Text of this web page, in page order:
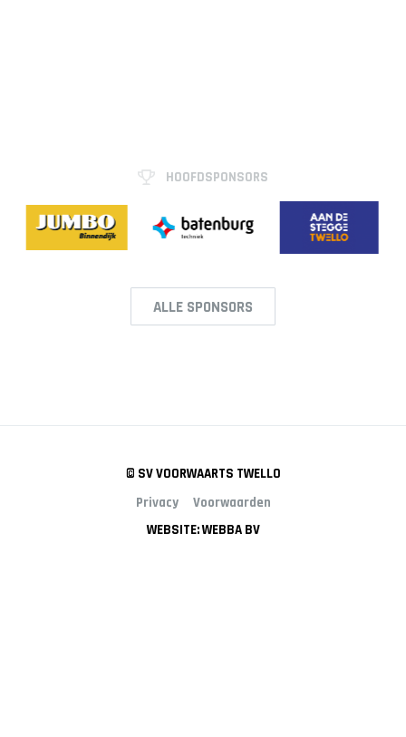
HOOFDSPONSORS
ALLE SPONSORS
© SV VOORWAARTS TWELLO
Privacy
Voorwaarden
WEBSITE: WEBBA BV